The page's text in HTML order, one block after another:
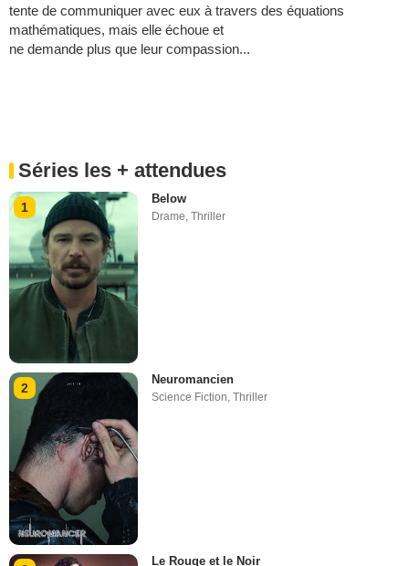
tente de communiquer avec eux à travers des équations
mathématiques, mais elle échoue et
ne demande plus que leur compassion...
Séries les + attendues
1
Below
Drame,Thriller
2
Neuromancien
Science Fiction,Thriller
Le Rouge et le Noir